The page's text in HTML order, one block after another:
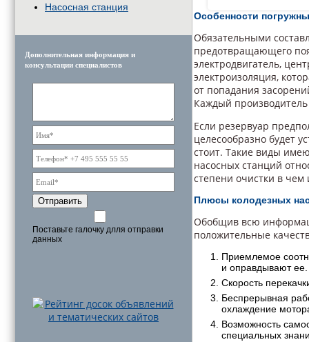
Насосная станция
Дополнительная информация и
консультации специалистов
Отправить
Поставьте галочку длля отправки
данных
Особенности
Обязательными
предотвращающего
электродвигатель,
электроизоляция,
от попадания
Каждый
Если резервуар
целесообразно будет
стоит. Такие виды
насосных станций
степени очистки в
Плюсы колодезных
Обобщив всю
положительные
Приемлемое
и оправдывают ее.
Скорость
Беспрерывная
охлаждение
Возможность
специальных